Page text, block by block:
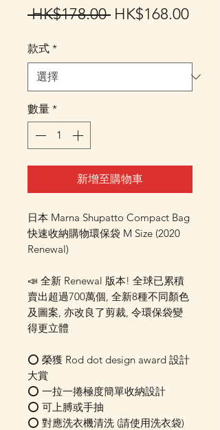
HK$178.00 一
HK$168.00促
格
款式 *
數量 *
新增至購物車
日本 Marna Shupatto Compact Bag
快速收納購物環保袋 M Size (2020
Renewal)
📣 全新 Renewal 版本! 全球已累積
賣出超過700萬個, 全新8種不同顏色
及圖案, 亦改良了剪裁, 令環保袋變
得更立體
⭕️ 榮獲 Rod dot design award 設計
大賞
⭕️ 一拉一捲極度簡單收納設計
⭕️ 可上膊或手抽
⭕️ 對應洗衣機清洗 (請使用洗衣袋)